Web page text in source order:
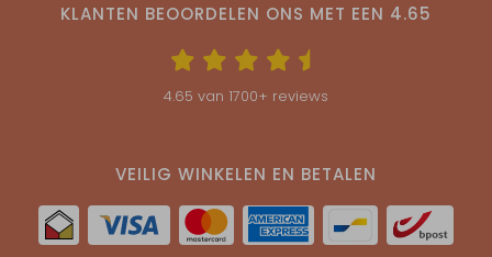
KLANTEN BEOORDELEN ONS MET EEN 4.65
4.65 van 1700+ reviews
VEILIG WINKELEN EN BETALEN